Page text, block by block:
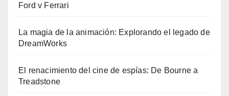
Ford v Ferrari
La magia de la animación: Explorando el legado de
DreamWorks
El renacimiento del cine de espías: De Bourne a
Treadstone